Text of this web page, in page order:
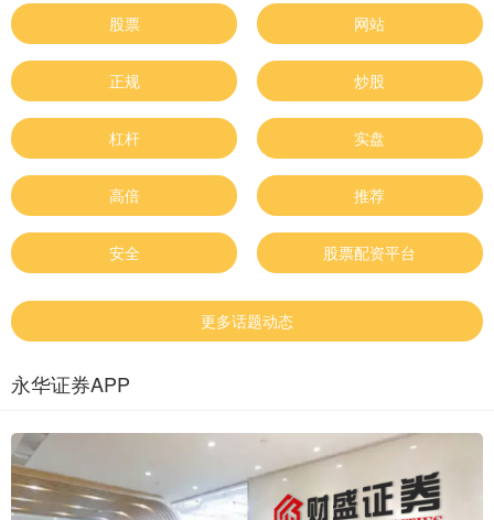
股票 网站
正规 炒股
杠杆 实盘
高倍 推荐
安全 股票配资平台
更多话题动态
永华证券APP